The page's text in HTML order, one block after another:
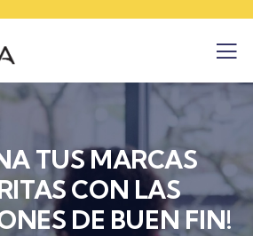
TUS MARCAS
CON LAS
DE BUEN FIN!